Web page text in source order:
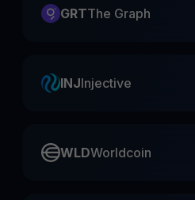
GRTThe Graph
INJInjective
WLDWorldcoin